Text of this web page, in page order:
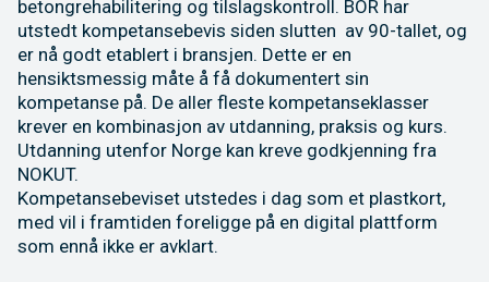
betongrehabilitering og tilslagskontroll. BOR har
utstedt kompetansebevis siden slutten av 90-tallet, og
er nå godt etablert i bransjen. Dette er en
hensiktsmessig måte å få dokumentert sin
kompetanse på. De aller fleste kompetanseklasser
krever en kombinasjon av utdanning, praksis og kurs.
Utdanning utenfor Norge kan kreve godkjenning fra
NOKUT.
Kompetansebeviset utstedes i dag som et plastkort,
med vil i framtiden foreligge på en digital plattform
som ennå ikke er avklart.